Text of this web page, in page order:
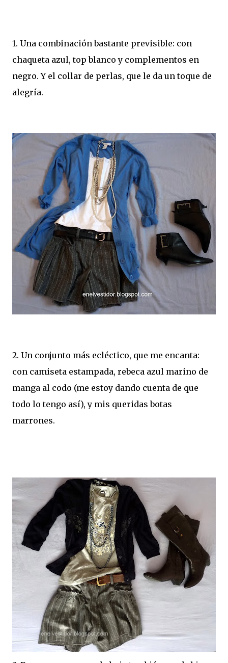
1. Una combinación bastante previsible: con
chaqueta azul, top blanco y complementos en
negro. Y el collar de perlas, que le da un toque de
alegría.
2. Un conjunto más ecléctico, que me encanta:
con camiseta estampada, rebeca azul marino de
manga al codo (me estoy dando cuenta de que
todo lo tengo así), y mis queridas botas
marrones.